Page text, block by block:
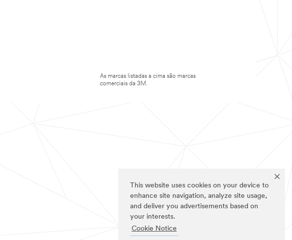
This website uses cookies on your device to
enhance site navigation, analyze site usage,
and deliver you advertisements based on
your interests.
Cookie Notice
As marcas listadas a cima são marcas
comerciais da 3M.